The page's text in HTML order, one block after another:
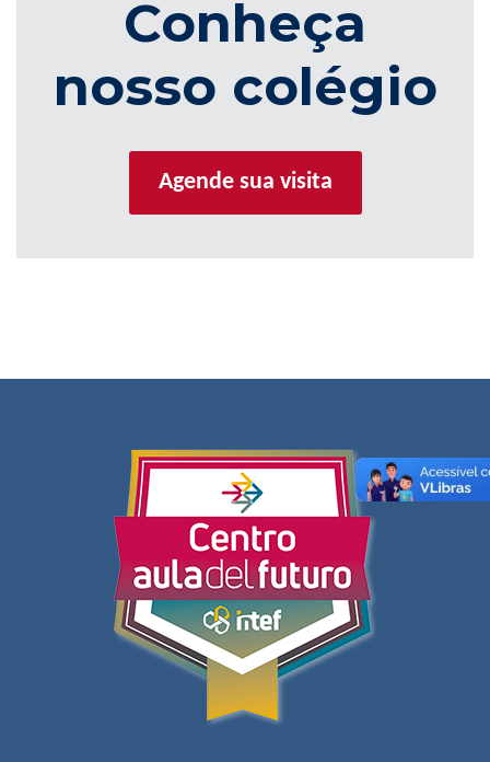
Conheça
nosso colégio
Agende sua visita